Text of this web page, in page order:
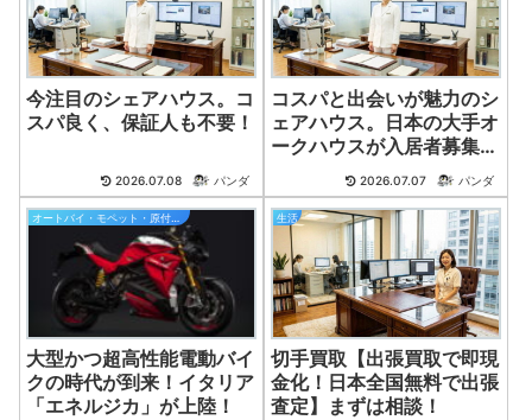
今注目のシェアハウス。コ
スパ良く、保証人も不要！
2026.07.08 パンダ
コスパと出会いが魅力のシ
ェアハウス。日本の大手オ
ークハウスが入居者募集
2026.07.07 パンダ
大型かつ超高性能電動バイ
クの時代が到来！イタリア
「エネルジカ」が上陸！
生活
切手買取【出張買取で即現
金化！日本全国無料で出張
査定】まずは相談！